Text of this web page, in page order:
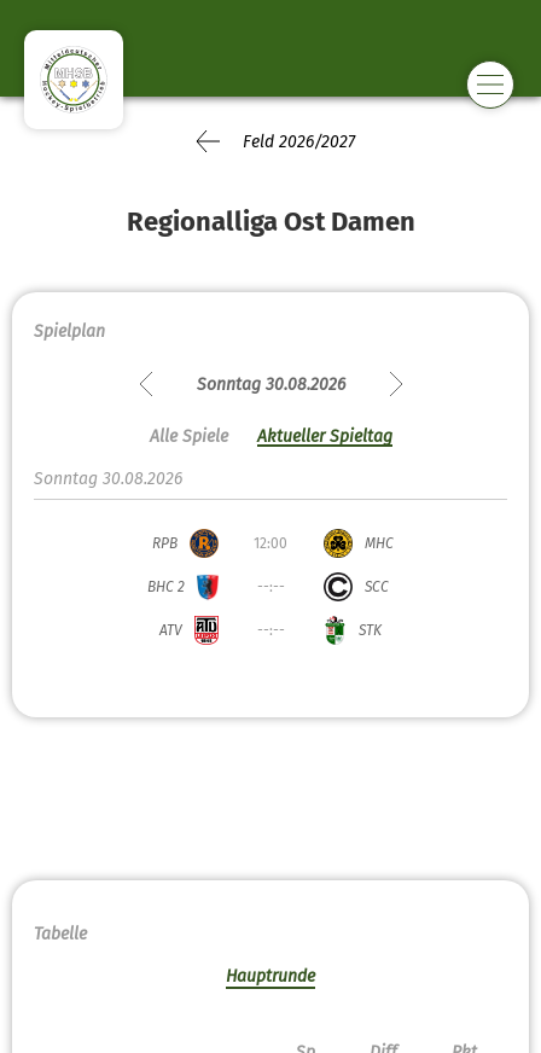
Feld 2026/2027
Regionalliga Ost Damen
Spielplan
Sonntag 30.08.2026
Alle Spiele Aktueller Spieltag
Sonntag 30.08.2026
RPB 12:00 MHC
BHC 2 --:-- SCC
ATV --:-- STK
Tabelle
Hauptrunde